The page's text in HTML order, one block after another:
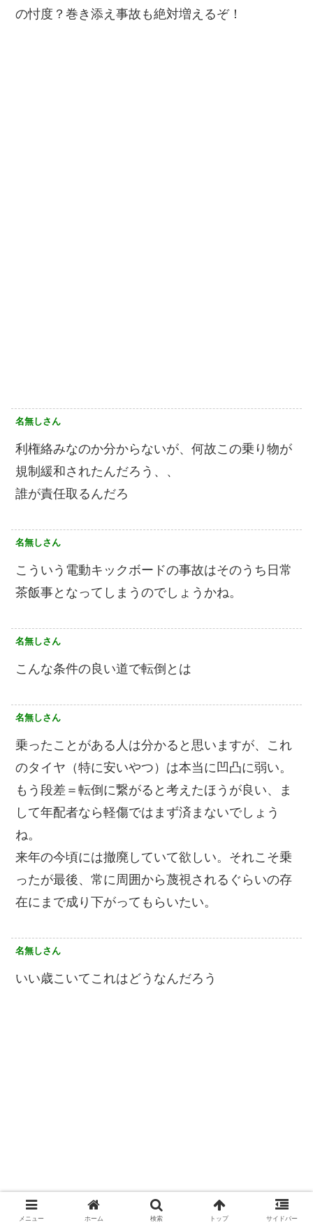
の忖度？巻き添え事故も絶対増えるぞ！
名無しさん
利権絡みなのか分からないが、何故この乗り物が
規制緩和されたんだろう、、
誰が責任取るんだろ
名無しさん
こういう電動キックボードの事故はそのうち日常
茶飯事となってしまうのでしょうかね。
名無しさん
こんな条件の良い道で転倒とは
名無しさん
乗ったことがある人は分かると思いますが、これ
のタイヤ（特に安いやつ）は本当に凹凸に弱い。
もう段差＝転倒に繋がると考えたほうが良い、ま
して年配者なら軽傷ではまず済まないでしょう
ね。
来年の今頃には撤廃していて欲しい。それこそ乗
ったが最後、常に周囲から蔑視されるぐらいの存
在にまで成り下がってもらいたい。
名無しさん
いい歳こいてこれはどうなんだろう
メニュー ホーム 検索 トップ サイドバー